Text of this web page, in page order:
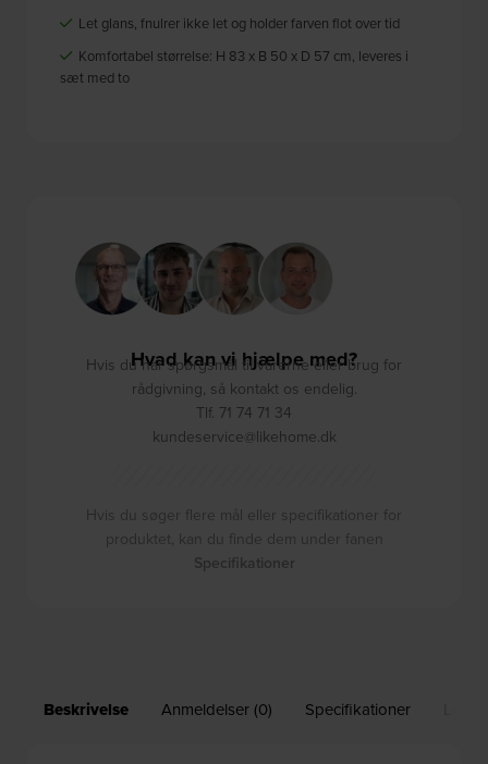
Beskrivelse Anmeldelser (0) Specifikationer
Let glans, fnulrer ikke let og holder farven flot over tid
Komfortabel størrelse: H 83 x B 50 x D 57 cm, leveres i
sæt med to
Hvad kan vi hjælpe med?
Hvis du har spørgsmål til varerne eller brug for
rådgivning, så kontakt os endelig.
Tlf. 71 74 71 34
kundeservice@likehome.dk
Hvis du søger flere mål eller specifikationer for
produktet, kan du finde dem under fanen
Specifikationer